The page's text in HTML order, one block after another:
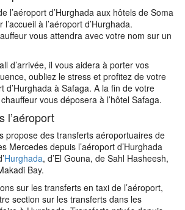
l’aéroport d’Hurghada aux hôtels de Soma
à l’aéroport d’Hurghada.
vous attendra avec votre nom sur un
d’arrivée, il vous aidera à porter vos
oubliez le stress et profitez de votre
d’Hurghada à Safaga. A la fin de votre
vous déposera à l’hôtel Safaga.
l’aéroport
propose des transferts aéroportuaires de
Mercedes depuis l’aéroport d’Hurghada
Hurghada, d’El Gouna, de Sahl Hasheesh,
Bay.
sur les transferts en taxi de l’aéroport,
section sur les transferts dans les